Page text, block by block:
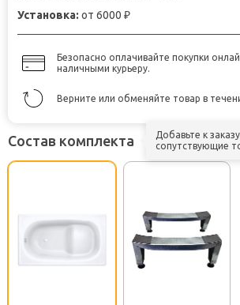
Установка: от 6000 ₽
Безопасно оплачивайте покупки
наличными курьеру.
Верните или обменяйте товар в
Состав комплекта
Добавьте к заказу
сопутствующие